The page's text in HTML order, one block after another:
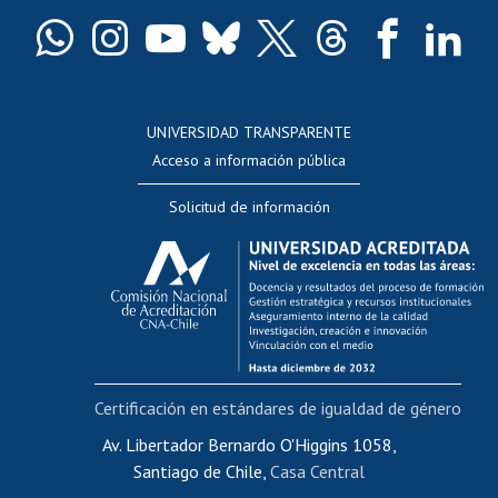
Docentes
Evaluación docente
Calificación académica
Postulación al AUCAI
Funcionarias/os
Cursos internos de capacitación
Bienestar del personal
Portal de movilidad interna
Certificado de renta
Certificado de renta honorarios
UNIVERSIDAD TRANSPARENTE
Acceso a información pública
Solicitud de información
Av. Libertador Bernardo O'Higgins 1058,
Santiago de Chile, Casa Central
Certificación en estándares de igualdad de género